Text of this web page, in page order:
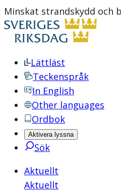
Minskat strandskydd och
Lättläst
Teckenspråk
In English
Other languages
Ordbok
Aktivera lyssna
Sök
Aktuellt
Aktuellt